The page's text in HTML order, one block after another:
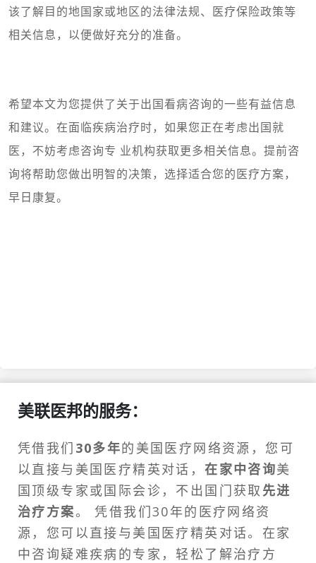
该了解目的地国家或地区的法律法规、医疗保险政策等
相关信息，以便做好充分的准备。
希望本文为您提供了关于出国看病咨询的一些有益信息
和建议。在面临疾病治疗时，如果您正在考虑出国就
医，不妨考虑咨询专 业机构获取更多相关信息。提前咨
询将帮助您做出明智的决策，选择适合您的医疗方案，
早日康复。
美联医邦的服务：
凭借我们 30多年的美国医疗网络资源，您可
以直接与美国医疗精英对话，在家中咨询美
国顶级专家或国际会诊 ，不出国门获取 先进
治疗方案。 凭借我们30年的医疗网络资
源，您可以直接与美国医疗精英对话。在家
中咨询疑难疾病的专家，轻松了解治疗方